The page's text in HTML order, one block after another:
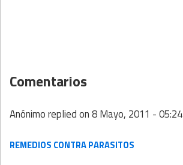
Comentarios
Anónimoreplied on8 Mayo, 2011 - 05:24
REMEDIOS CONTRA PARASITOS